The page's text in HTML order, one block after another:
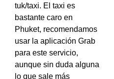
tuk/taxi. El taxi es
bastante caro en
Phuket, recomendamos
usar la aplicación Grab
para este servicio,
aunque sin duda alguna
lo que sale más